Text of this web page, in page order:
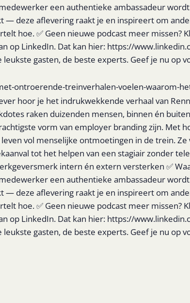
een authentieke ambassadeur
deze aflevering raakt je en inspireert om
hoe. ✅ Geen nieuwe podcast meer missen?
op LinkedIn. Dat kan hier: https://
leukste gasten, de beste experts. Geef je nu
ontroerende-treinverhalen-voelen-waarom-
hoor je het indrukwekkende verhaal van
raken duizenden mensen, binnen én
vorm van employer branding zijn. Met
vol menselijke ontmoetingen in de trein.
tot het helpen van een stagiair zonder
intern én extern versterken ✅
een authentieke ambassadeur
deze aflevering raakt je en inspireert om
hoe. ✅ Geen nieuwe podcast meer missen?
op LinkedIn. Dat kan hier: https://
leukste gasten, de beste experts. Geef je nu